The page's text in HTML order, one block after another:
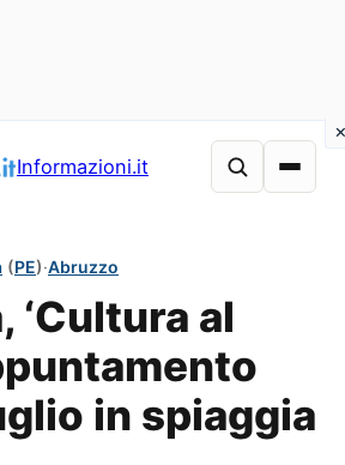
Informazioni.it
(PE)·Abruzzo
‘Cultura al
in spiaggia